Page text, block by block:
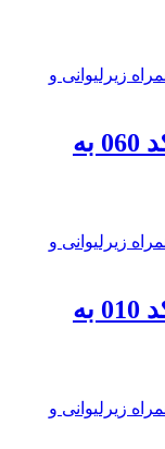
ست ماگ طرح بلک پینک کد 060 به
ست ماگ طرح بلک پینک کد 010 به